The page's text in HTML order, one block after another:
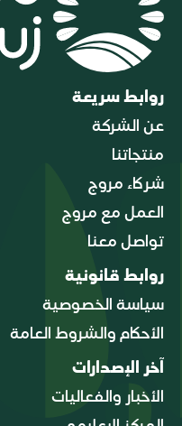
روابط سريعة
عن الشركة
منتجاتنا
شركاء مروج
العمل مع مروج
تواصل معنا
روابط قانونية
سياسة الخصوصية
الأحكام والشروط العامة
آخر الإصدارات
الأخبار والفعاليات